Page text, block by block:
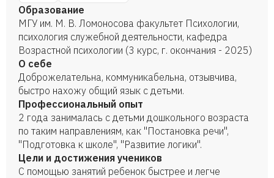
Образование
МГУ им. М. В. Ломоносова факультет Психологии,
психология служебной деятельности, кафедра
Возрастной психологии (3 курс, г. окончания - 2025)
О себе
Доброжелательна, коммуникабельна, отзывчива,
быстро нахожу общий язык с детьми.
Профессиональный опыт
2 года занималась с детьми дошкольного возраста
по таким направлениям, как "Постановка речи",
"Подготовка к школе", "Развитие логики".
Цели и достижения учеников
С помощью занятий ребенок быстрее и легче